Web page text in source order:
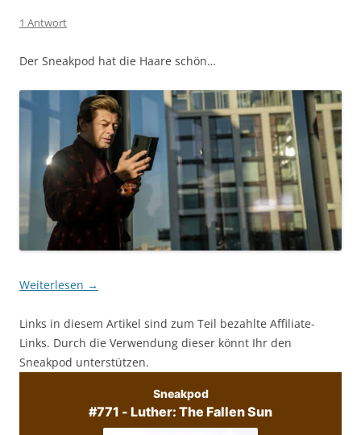
1 Antwort
Der Sneakpod hat die Haare schön…
Weiterlesen →
Links in diesem Artikel sind zum Teil bezahlte Affiliate-
Links. Durch die Verwendung dieser könnt Ihr den
Sneakpod unterstützen.